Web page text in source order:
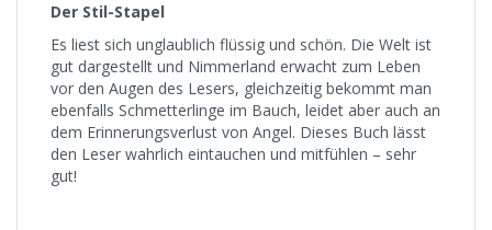
Der Stil-Stapel
Es liest sich unglaublich flüssig und schön. Die Welt ist
gut dargestellt und Nimmerland erwacht zum Leben
vor den Augen des Lesers, gleichzeitig bekommt man
ebenfalls Schmetterlinge im Bauch, leidet aber auch an
dem Erinnerungsverlust von Angel. Dieses Buch lässt
den Leser wahrlich eintauchen und mitfühlen – sehr
gut!